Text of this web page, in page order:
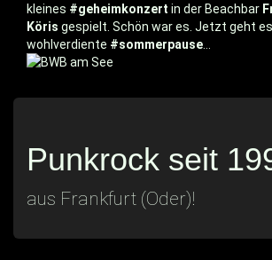
kleines #geheimkonzert in der Beachbar
Köris gespielt. Schön war es. Jetzt geht
wohlverdiente #sommerpause
Punkrock seit
aus Frankfurt (Oder)!